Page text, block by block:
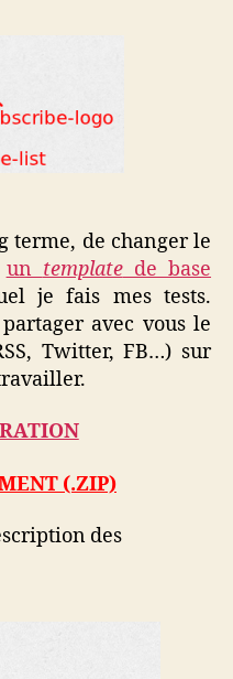
terme, de changer le
un templatede base
je fais mes tests.
avec vous le
Twitter, FB…) sur
(.ZIP)
des